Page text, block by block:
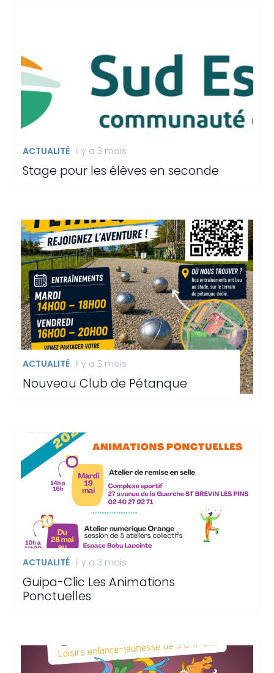
ACTUALITÉ il y a 3 mois
Stage pour les élèves en seconde
ACTUALITÉ il y a 3 mois
Nouveau Club de Pétanque
ACTUALITÉ il y a 3 mois
Guipa-Clic Les Animations
Ponctuelles